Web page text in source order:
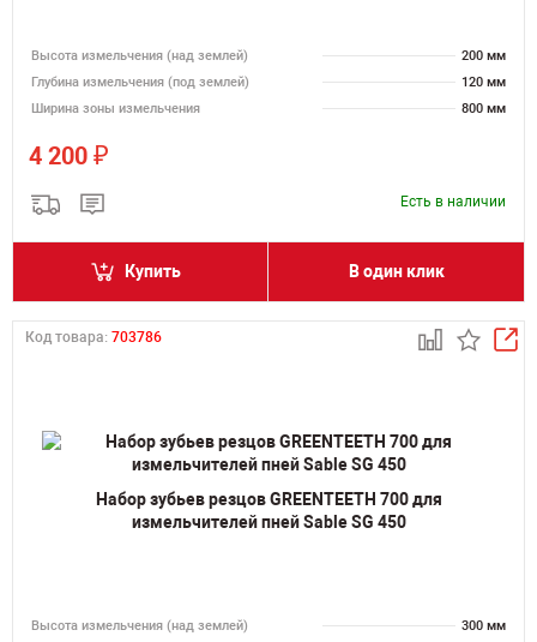
Высота измельчения (над землей)
200 мм
Глубина измельчения (под землей)
120 мм
Ширина зоны измельчения
800 мм
4 200 ₽
Есть в наличии
Купить В один клик
Код товара: 703786
Набор зубьев резцов GREENTEETH 700 для
измельчителей пней Sable SG 450
Высота измельчения (над землей) 300 мм